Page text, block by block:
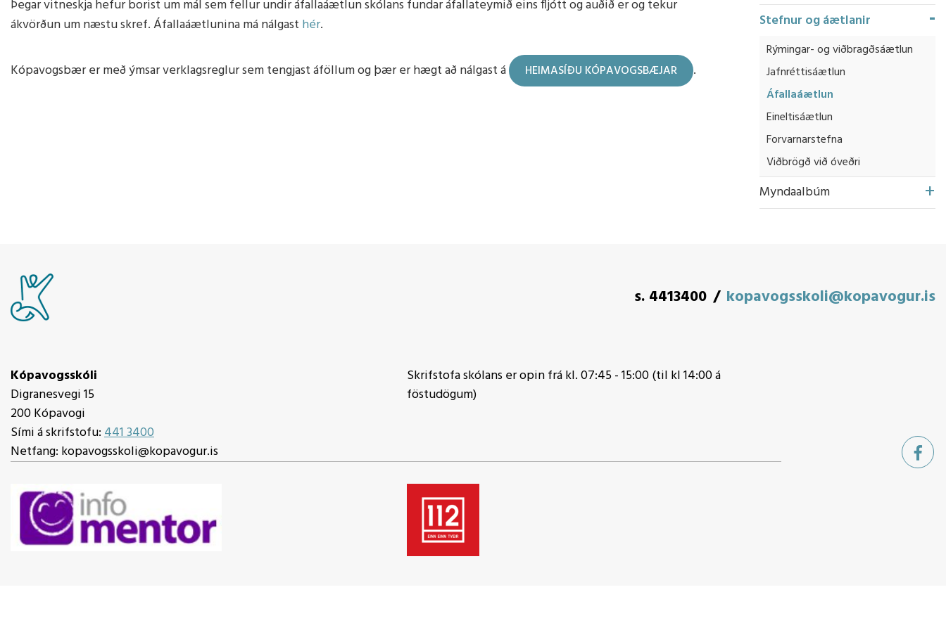
Heilsueflandi grunnskóli
Nemendaráð
Viðbrögð við óveðri
Sálfræðingur
Talmeinafræðingur
Aðalnámskrá
Þegar vitneskja hefur borist um mál sem fellur undir áfallaáætlun skólans fundar áfallateymið eins fljótt og auðið er og tekur
ákvörðun um næstu skref. Áfallaáætlunina má nálgast hér.
Kópavogsbær er með ýmsar verklagsreglur sem tengjast áföllum og þær er hægt að nálgast á HEIMASÍÐU KÓPAVOGSBÆJAR .
Stefnur og áætlanir
Rýmingar- og viðbragðsáætlun
Jafnréttisáætlun
Áfallaáætlun
Eineltisáætlun
Forvarnarstefna
Viðbrögð við óveðri
Myndaalbúm
s. 4413400 kopavogsskoli@kopavogur.is
Kópavogsskóli
Digranesvegi 15
200 Kópavogi
Sími á skrifstofu:441 3400
Netfang: kopavogsskoli@kopavogur.is
Skrifstofa skólans er opin frá kl. 07:45 - 15:00 (til kl 14:00 á
föstudögum)